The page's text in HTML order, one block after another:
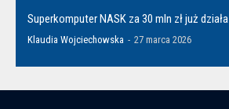
Superkomputer NASK za 30 mln zł już działa
Klaudia Wojciechowska - 27 marca 2026